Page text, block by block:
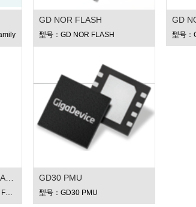
GD NOR FLASH
型号：GD NOR FLASH
GD
型号：
型号：GD PARALLEL NAND FLASH
GD30 PMU
型号：GD30 PMU